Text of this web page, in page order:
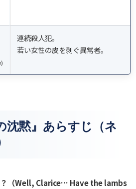
連続殺人犯。
若い女性の皮を剥ぐ異常者。
沈黙』あらすじ（ネ
？（Well, Clarice… Have the lambs